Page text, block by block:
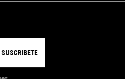
SUSCRIBETE